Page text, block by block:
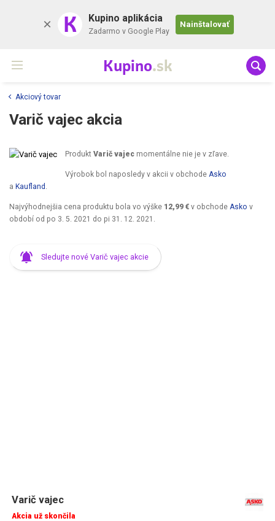
K Kupino aplikácia
Zadarmo v Google Play
Nainštalovať
Kupino.sk
Akciový tovar
Varič vajec akcia
Produkt Varič vajecmomentálne nie je v zľave.
Výrobok bol naposledy v akcii v obchode Asko
a Kaufland
Najvýhodnejšia cena produktu bola vo výške 12,99 € v obchode Asko v
období od po 3. 5. 2021 do pi 31. 12. 2021
Sledujte nové Varič vajec akcie
Varič vajec
Akcia už skončila